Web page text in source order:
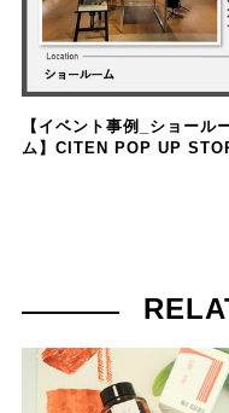
【イベント事例_ショール
ム】CITEN POP UP